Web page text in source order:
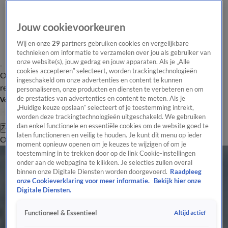
Overzicht Laatste nieuws Regionieuws Het beste van Hart
Tip de
redactie
Volg Hart van Nederland
Zoeken
OverzichtRegioUitzendingenWeerTip de redactiePanelVideo's
Jouw cookievoorkeuren
Wij en onze29 partners gebruiken cookies en vergelijkbare
technieken om informatie te verzamelen over jou als gebruiker van
onze website(s), jouw gedrag en jouw apparaten. Als je „Alle
cookies accepteren” selecteert, worden trackingtechnologieën
ingeschakeld om onze advertenties en content te kunnen
personaliseren, onze producten en diensten te verbeteren en om
de prestaties van advertenties en content te meten. Als je
„Huidige keuze opslaan” selecteert of je toestemming intrekt,
worden deze trackingtechnologieën uitgeschakeld. We gebruiken
dan enkel functionele en essentiële cookies om de website goed te
laten functioneren en veilig te houden. Je kunt dit menu op ieder
moment opnieuw openen om je keuzes te wijzigen of om je
toestemming in te trekken door op de link Cookie-instellingen
onder aan de webpagina te klikken. Je selecties zullen overal
binnen onze Digitale Diensten worden doorgevoerd. Raadpleeg
onze Cookieverklaring voor meer informatie.
Bekijk hier onze
Digitale Diensten.
Functioneel & Essentieel Altijd actief